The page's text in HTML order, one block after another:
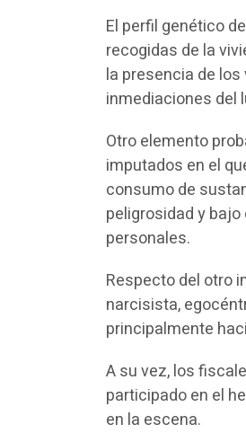
El perfil genético
recogidas de la
la presencia de
inmediaciones del
Otro elemento
imputados en el
consumo de
peligrosidad y
personales.
Respecto del otro
narcisista,
principalmente
A su vez, los
participado en el
en la escena.